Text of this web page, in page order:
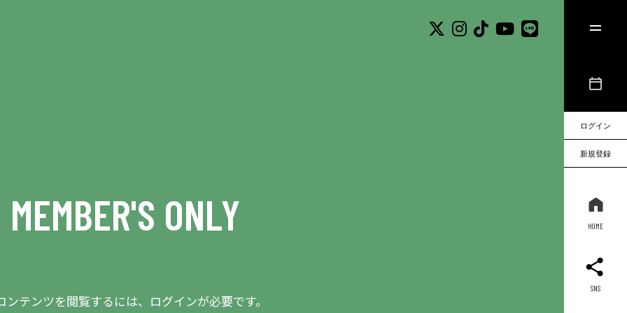
ログイン
新規登録
HOME
SNS
MEMBER'S ONLY
ンテンツを閲覧するには、ログインが必要です。